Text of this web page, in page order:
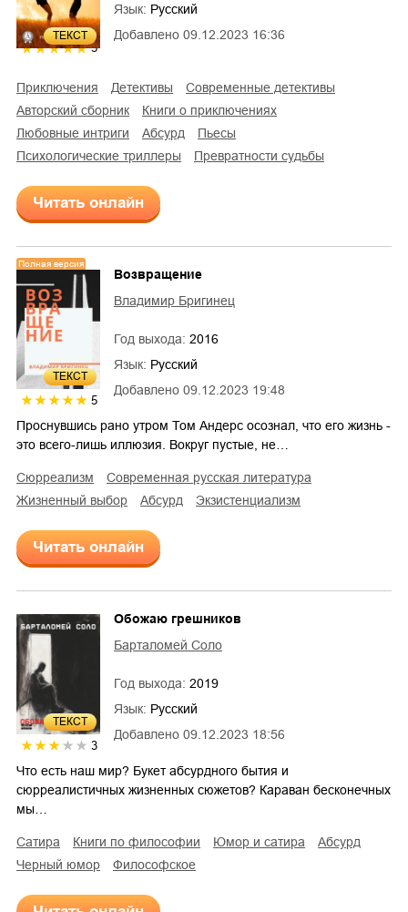
ТЕКСТ
5
Добавлено 09.12.2023 16:36
Язык: Русский
приключения детективы
современные детективы
авторский сборник
книги о приключениях
любовные интриги
абсурд
пьесы
психологические триллеры
превратности судьбы
Читать онлайн
ТЕКСТ
Полная версия
5
Добавлено 09.12.2023 19:48
Возвращение
Владимир Бригинец
Год выхода: 2016
Язык: Русский
Проснувшись рано утром Том Андерс осознал, что его жизнь -
это всего-лишь иллюзия. Вокруг пустые, не…
сюрреализм
современная русская литература
жизненный выбор
абсурд экзистенциализм
Читать онлайн
ТЕКСТ
3
Добавлено 09.12.2023 18:56
Обожаю грешников
Барталомей Соло
Год выхода: 2019
Язык: Русский
Что есть наш мир? Букет абсурдного бытия и
сюрреалистичных жизненных сюжетов? Караван бесконечных
мы…
сатира книги по философии юмор и сатира
абсурд
черный юмор
философское